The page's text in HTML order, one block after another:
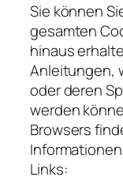
Sie können
gesamten
hinaus
Anleitungen,
oder deren
werden
Browsers
Links: